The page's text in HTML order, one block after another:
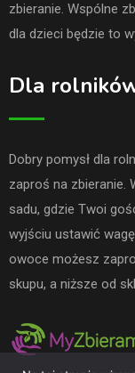
zbieranie. Wspólne
dla dzieci będzie to
Dla
Dobry pomysł dla
zaproś na zbieranie.
sadu, gdzie Twoi
wyjściu ustawić
owoce możesz
skupu, a niższe od